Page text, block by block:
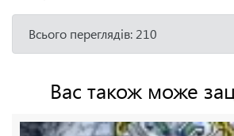
Всього переглядів: 210
Вас також може